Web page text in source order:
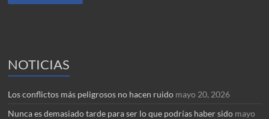
NOTICIAS
Los conflictos más peligrosos no hacen ruido mayo 20, 2026
Nunca es demasiado tarde para ser lo que podrías haber sido mayo